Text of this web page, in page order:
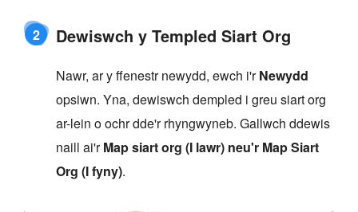
2 Dewiswch y Templed Siart Org
Nawr, ar y ffenestr newydd, ewch i'rNewydd
opsiwn. Yna, dewiswch dempled i greu siart org
ar-lein o ochr dde'r rhyngwyneb. Gallwch ddewis
naill ai'rMap siart org (I lawr) neu'r Map Siart
Org (I fyny).